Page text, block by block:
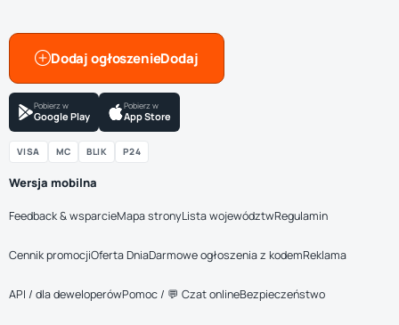
Dodaj ogłoszenie
Pobierz w
Google Play
Pobierz w
App Store
VISA MC BLIK P24
Wersja mobilna
Feedback & wsparcieMapa stronyLista województwRegulamin
Cennik promocjiOferta DniaDarmowe ogłoszenia z kodemReklama
API / dla deweloperówPomoc / 💬 Czat onlineBezpieczeństwo